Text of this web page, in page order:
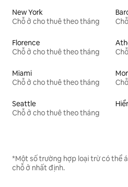
New York
Chỗ ở cho thuê theo tháng
Florence
Chỗ ở cho thuê theo tháng
Miami
Chỗ ở cho thuê theo tháng
Seattle
Chỗ ở cho thuê theo tháng
*Một số trường hợp loại trừ có thể
chỗ ở nhất định.